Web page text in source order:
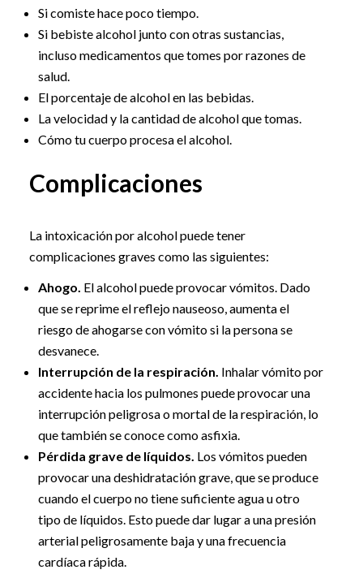
Si comiste hace poco tiempo.
Si bebiste alcohol junto con otras sustancias,
incluso medicamentos que tomes por razones de
salud.
El porcentaje de alcohol en las bebidas.
La velocidad y la cantidad de alcohol que tomas.
Cómo tu cuerpo procesa el alcohol.
Complicaciones
La intoxicación por alcohol puede tener
complicaciones graves como las siguientes:
Ahogo. El alcohol puede provocar vómitos. Dado
que se reprime el reflejo nauseoso, aumenta el
riesgo de ahogarse con vómito si la persona se
desvanece.
Interrupción de la respiración. Inhalar vómito por
accidente hacia los pulmones puede provocar una
interrupción peligrosa o mortal de la respiración, lo
que también se conoce como asfixia.
Pérdida grave de líquidos. Los vómitos pueden
provocar una deshidratación grave, que se produce
cuando el cuerpo no tiene suficiente agua u otro
tipo de líquidos. Esto puede dar lugar a una presión
arterial peligrosamente baja y una frecuencia
cardíaca rápida.